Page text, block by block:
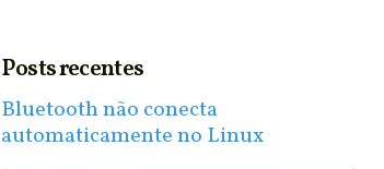
Posts recentes
Bluetooth não conecta
automaticamente no Linux